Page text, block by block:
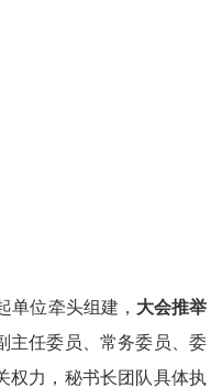
单位牵头组建， 大会推举
主任委员、常务委员、委
权力，秘书长团队具体执